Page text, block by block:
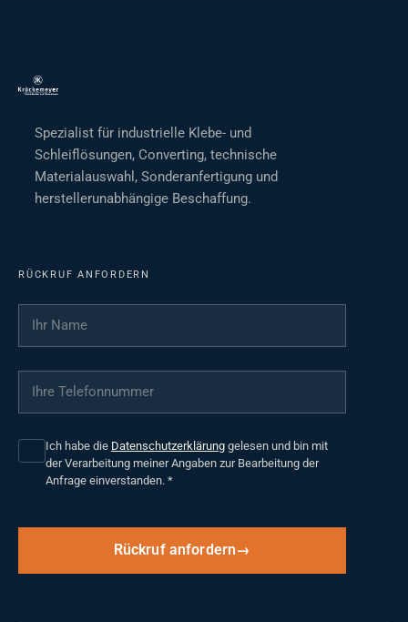
Spezialist für industrielle Klebe- und
Schleiflösungen, Converting, technische
Materialauswahl, Sonderanfertigung und
herstellerunabhängige Beschaffung.
RÜCKRUF ANFORDERN
Ihr Name
Ihre Telefonnummer
Ich habe die Datenschutzerklärung gelesen und bin mit
der Verarbeitung meiner Angaben zur Bearbeitung der
Anfrage einverstanden. *
Rückruf anfordern